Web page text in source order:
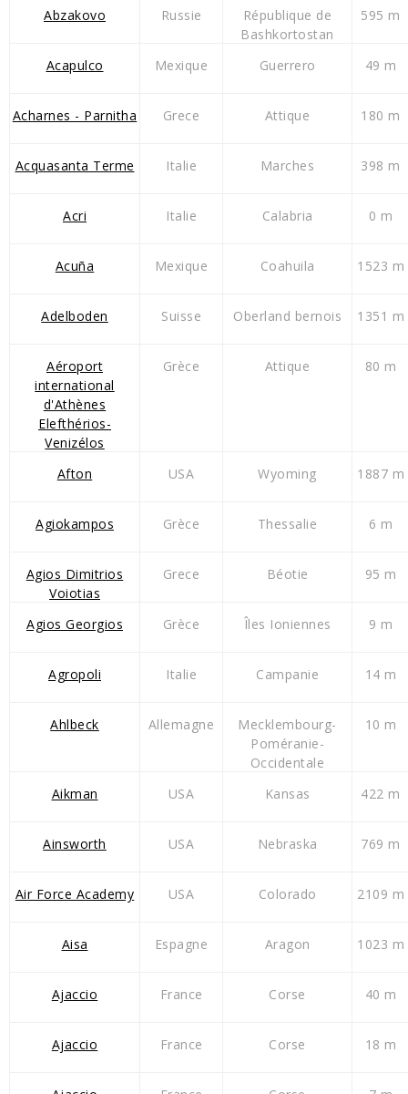
Abzakovo Russie
République de
Bashkortostan
595 m
Acapulco Mexique Guerrero 49 m
Acharnes - Parnitha Grece Attique 180 m
Acquasanta Terme Italie Marches 398 m
Acri Italie Calabria 0 m
Acuña Mexique Coahuila 1523 m
Adelboden Suisse Oberland bernois 1351 m
Aéroport
international
d'Athènes
Elefthérios-
Venizélos
Grèce Attique 80 m
Afton USA Wyoming 1887 m
Agiokampos Grèce Thessalie 6 m
Agios Dimitrios
Voiotias
Grece Béotie 95 m
Agios Georgios Grèce Îles Ioniennes 9 m
Agropoli Italie Campanie 14 m
Ahlbeck Allemagne
Mecklembourg-
Poméranie-
Occidentale
10 m
Aikman USA Kansas 422 m
Ainsworth USA Nebraska 769 m
Air Force Academy USA Colorado 2109 m
Aisa Espagne Aragon 1023 m
Ajaccio France Corse 40 m
Ajaccio France Corse 18 m